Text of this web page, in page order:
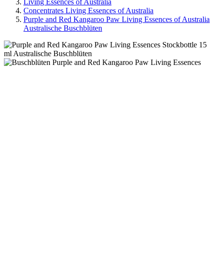
Living Essences of Australia
Concentrates Living Essences of Australia
Purple and Red Kangaroo Paw Living Essences of Australia
Australische Buschblüten